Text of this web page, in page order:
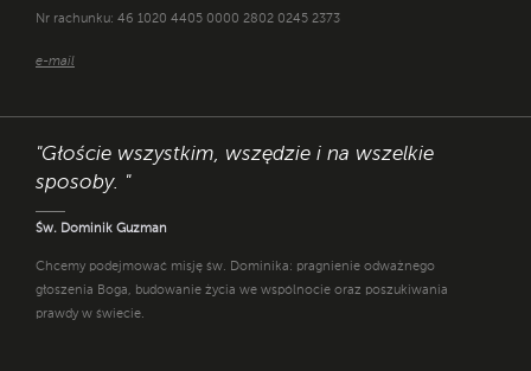
Nr rachunku: 46 1020 4405 0000 2802 0245 2373
e-mail
"Głoście wszystkim, wszędzie i na wszelkie
sposoby. "
Św. Dominik Guzman
Chcemy podejmować misję św. Dominika: pragnienie odważnego
głoszenia Boga, budowanie życia we wspólnocie oraz poszukiwania
prawdy w świecie.